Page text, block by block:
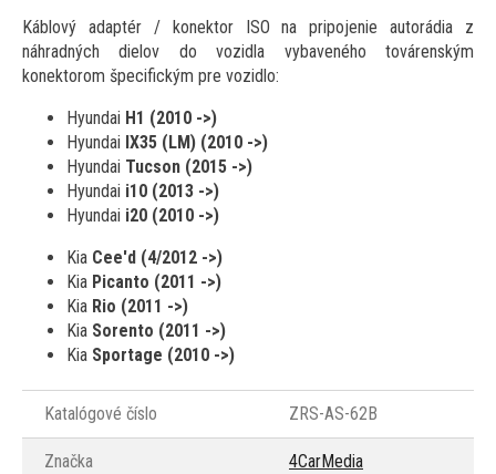
Káblový adaptér / konektor ISO na pripojenie autorádia z
náhradných dielov do vozidla vybaveného továrenským
konektorom špecifickým pre vozidlo:
Hyundai H1 (2010 ->)
Hyundai IX35 (LM) (2010 ->)
Hyundai Tucson (2015 ->)
Hyundai i10 (2013 ->)
Hyundai i20 (2010 ->)
Kia Cee'd (4/2012 ->)
Kia Picanto (2011 ->)
Kia Rio (2011 ->)
Kia Sorento (2011 ->)
Kia Sportage (2010 ->)
Katalógové číslo ZRS-AS-62B
Značka 4CarMedia